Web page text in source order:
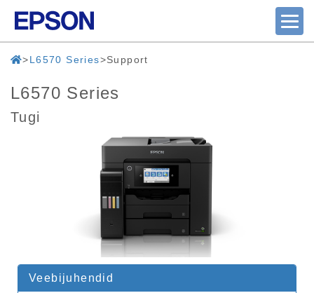
L6570 Series Support
L6570 Series
Tugi